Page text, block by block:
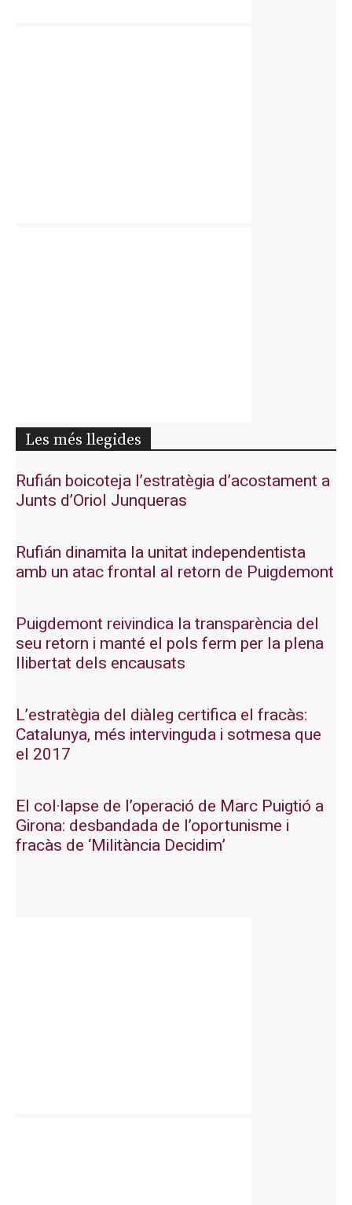
Les més llegides
Rufián boicoteja l’estratègia d’acostament a
Junts d’Oriol Junqueras
Rufián dinamita la unitat independentista
amb un atac frontal al retorn de Puigdemont
Puigdemont reivindica la transparència del
seu retorn i manté el pols ferm per la plena
llibertat dels encausats
L’estratègia del diàleg certifica el fracàs:
Catalunya, més intervinguda i sotmesa que
el 2017
El col·lapse de l’operació de Marc Puigtió a
Girona: desbandada de l’oportunisme i
fracàs de ‘Militància Decidim’